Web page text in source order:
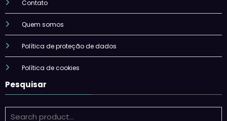
Contato
Quem somos
Política de proteção de dados
Política de cookies
Pesquisar